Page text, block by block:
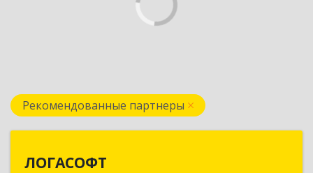
Рекомендованные партнеры
ЛОГАСОФТ